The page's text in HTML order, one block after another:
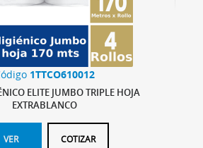
1TTCO610012
ELITE JUMBO TRIPLE HOJA
EXTRABLANCO
VER COTIZAR